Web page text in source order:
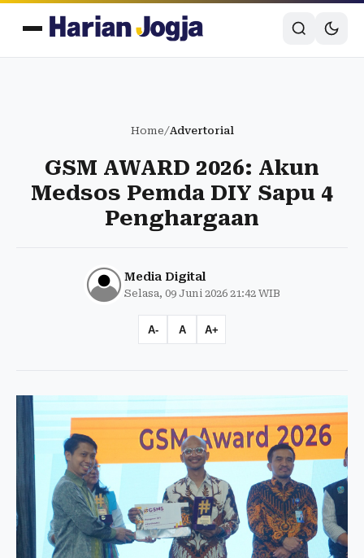
Home/Advertorial
GSM AWARD 2026: Akun
Medsos Pemda DIY Sapu 4
Penghargaan
Media Digital
Selasa, 09 Juni 2026 21:42 WIB
A- A A+